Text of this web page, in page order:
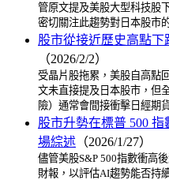
管原文提及美股大型科技股
密切關注此趨勢對日本股市
股市從接近歷史高點
（2026/2/2）
受晶片股拖累，美股自高點
文未直接提及日本股市，但
險）通常會間接衝擊日經期
股市升勢在標普 500
場綜述 （2026/1/27）
儘管美股S&P 500指數衝高
財報，以評估AI趨勢能否持